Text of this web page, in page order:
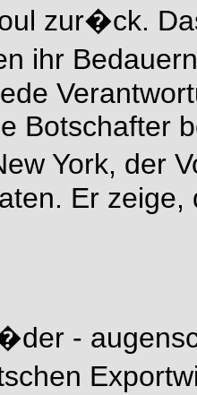
zur�ck.
ihr
Botschafter
York, der
Er
-